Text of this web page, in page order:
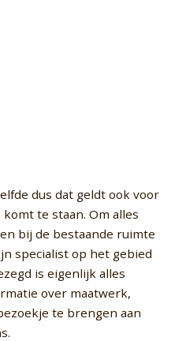
dus dat geldt ook voor
te staan. Om alles
bij de bestaande ruimte
specialist op het gebied
is eigenlijk alles
over maatwerk,
te brengen aan